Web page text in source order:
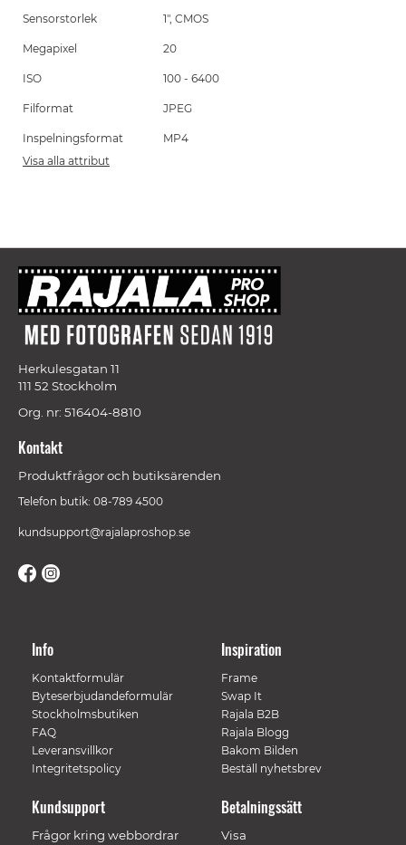
Sensorstorlek 1", CMOS
Megapixel 20
ISO 100 - 6400
Filformat JPEG
Inspelningsformat
MP4
Visa alla attribut
Herkulesgatan 11
111 52 Stockholm
Org. nr: 516404-8810
Kontakt
Produktfrågor och butiksärenden
Telefon butik: 08-789 4500
kundsupport@rajalaproshop.se
Info
Kontaktformulär
Byteserbjudandeformulär
Stockholmsbutiken
FAQ
Leveransvillkor
Integritetspolicy
Inspiration
Frame
Swap It
Rajala B2B
Rajala Blogg
Bakom Bilden
Beställ nyhetsbrev
Betalningssätt
Visa
Kundsupport
Frågor kring webbordrar